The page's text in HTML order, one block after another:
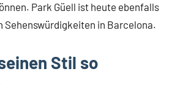
Park Güell ist heute ebenfalls
Sehenswürdigkeiten in Barcelona.
Stil so